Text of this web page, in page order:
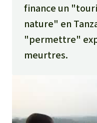
finance un
nature" en
"permettre"
meurtres.